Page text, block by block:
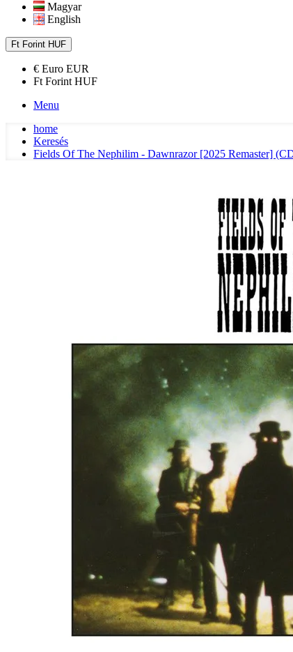
Magyar
English
Ft Forint HUF
€ Euro EUR
Ft Forint HUF
Menu
home
Keresés
Fields Of The Nephilim - Dawnrazor [2025 Remaster]